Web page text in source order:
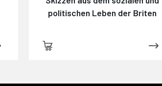
politischen Leben der Briten